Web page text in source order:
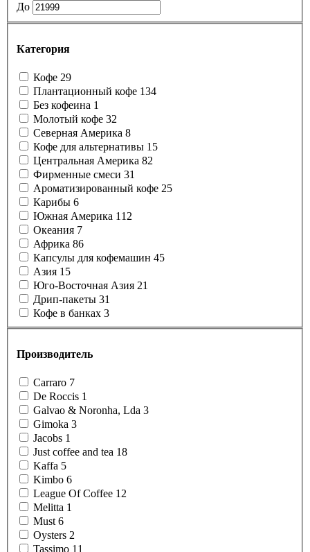
До
Категория
Кофе 29
Плантационный кофе 134
Без кофеина 1
Молотый кофе 32
Северная Америка 8
Кофе для альтернативы 15
Центральная Америка 82
Фирменные смеси 31
Ароматизированный кофе 25
Карибы 6
Южная Америка 112
Океания 7
Африка 86
Капсулы для кофемашин 45
Азия 15
Юго-Восточная Азия 21
Дрип-пакеты 31
Кофе в банках 3
Производитель
Carraro 7
De Roccis 1
Galvao & Noronha, Lda 3
Gimoka 3
Jacobs 1
Just coffee and tea 18
Kaffa 5
Kimbo 6
League Of Coffee 12
Melitta 1
Must 6
Oysters 2
Tassimo 11